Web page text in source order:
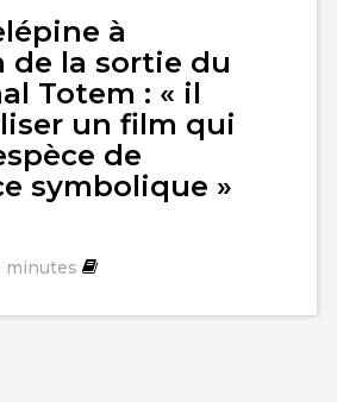
à
de la sortie du
Totem : « il
un film qui
de
symbolique »
minutes